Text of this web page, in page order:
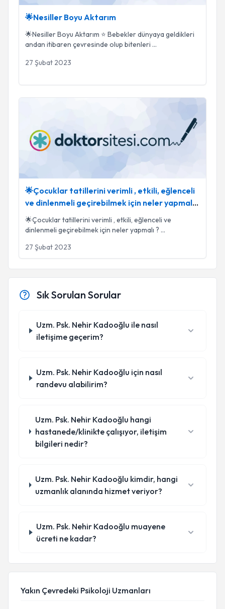
🌟Nesiller Boyu Aktarım
🌟Nesiller Boyu Aktarım ⭐️ Bebekler dünyaya geldikleri
andan itibaren çevresinde olup bitenleri ...
27 Şubat 2023
🌟Çocuklar tatillerini verimli , etkili, eğlenceli
ve dinlenmeli geçirebilmek için neler yapmalı
?
🌟Çocuklar tatillerini verimli , etkili, eğlenceli ve
dinlenmeli geçirebilmek için neler yapmalı ? ...
27 Şubat 2023
Sık Sorulan Sorular
Uzm. Psk. Nehir Kadooğlu ile nasıl
iletişime geçerim?
Uzm. Psk. Nehir Kadooğlu için nasıl
randevu alabilirim?
Uzm. Psk. Nehir Kadooğlu hangi
hastanede/klinikte çalışıyor, iletişim
bilgileri nedir?
Uzm. Psk. Nehir Kadooğlu kimdir, hangi
uzmanlık alanında hizmet veriyor?
Uzm. Psk. Nehir Kadooğlu muayene
ücreti ne kadar?
Yakın Çevredeki Psikoloji Uzmanları